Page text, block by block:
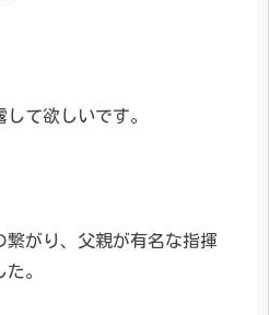
て欲しいです。
繋がり、父親が有名な指揮
。